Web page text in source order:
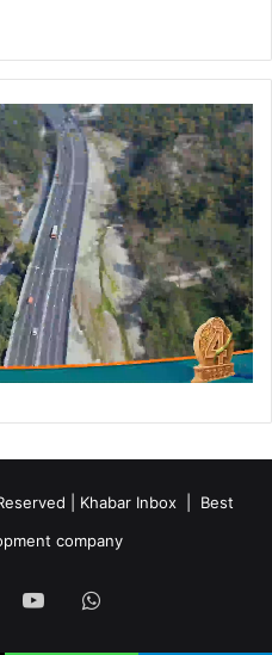
| Khabar Inbox | Best
company
YouTubeWhatsApp